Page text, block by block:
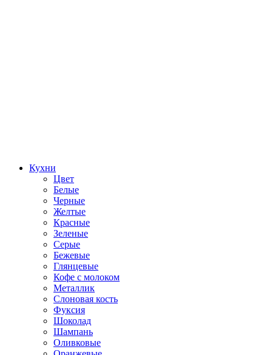
Кухни
Цвет
Белые
Черные
Желтые
Красные
Зеленые
Серые
Бежевые
Глянцевые
Кофе с молоком
Металлик
Слоновая кость
Фуксия
Шоколад
Шампань
Оливковые